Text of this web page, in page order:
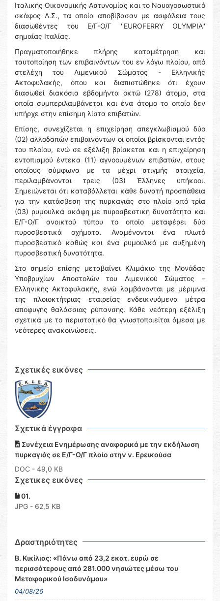
Ιταλικής Οικονομικής Αστυνομίας και το Ναυαγοσωστικό
σκάφος Λ.Σ., τα οποία αποβίβασαν με ασφάλεια τους
διασωθέντες του Ε/Γ-Ο/Γ ''EUROFERRY OLYMPIA''
σημαίας Ιταλίας.
Πραγματοποιήθηκε πλήρης καταμέτρηση και
ταυτοποίηση των επιβαινόντων του εν λόγω πλοίου, από
στελέχη του Λιμενικού Σώματος - Ελληνικής
Ακτοφυλακής, όπου και διαπιστώθηκε ότι έχουν
διασωθεί διακόσια εβδομήντα οκτώ (278) άτομα, στα
οποία συμπεριλαμβάνεται και ένα άτομο το οποίο δεν
υπήρχε στην επίσημη λίστα επιβατών.
Επίσης, συνεχίζεται η επιχείρηση απεγκλωβισμού δύο
(02) αλλοδαπών επιβαινόντων οι οποίοι βρίσκονται εντός
του πλοίου, ενώ σε εξέλιξη βρίσκεται και η επιχείρηση
εντοπισμού έντεκα (11) αγνοουμένων επιβατών, στους
οποίους σύμφωνα με τα μέχρι στιγμής στοιχεία,
περιλαμβάνονται τρεις (03) Έλληνες υπήκοοι.
Σημειώνεται ότι καταβάλλεται κάθε δυνατή προσπάθεια
για την κατάσβεση της πυρκαγιάς στο πλοίο από τρία
(03) ρυμουλκά σκάφη με πυροσβεστική δυνατότητα και
Ε/Γ-Ο/Γ ανοικτού τύπου το οποίο μεταφέρει δύο
πυροσβεστικά οχήματα. Αναμένονται ένα πλωτό
πυροσβεστικό καθώς και ένα ρυμουλκό με αυξημένη
πυροσβεστική δυνατότητα.
Στο σημείο επίσης μεταβαίνει Κλιμάκιο της Μονάδας
Υποβρυχίων Αποστολών του Λιμενικού Σώματος –
Ελληνικής Ακτοφυλακής, ενώ λαμβάνονται με μέριμνα
της πλοιοκτήτριας εταιρείας ενδεικνυόμενα μέτρα
αποφυγής θαλάσσιας ρύπανσης. Κάθε νεότερη εξέλιξη
σχετικά με το περιστατικό θα γνωστοποιείται άμεσα με
νεότερες ανακοινώσεις.
Σχετικές εικόνες
Σχετικά έγγραφα
Συνέχεια Ενημέρωσης αναφορικά με την εκδήλωση
πυρκαγιάς σε Ε/Γ-Ο/Γ πλοίο στην ν. Ερεικούσα
DOC - 49,0 KB
Σχετικες εικόνες
01.
JPG - 62,5 KB
Δραστηριότητες
Β. Κικίλιας: «Πάνω από 23,2 εκατ. ευρώ σε
περισσότερους από 281.000 νησιώτες μέσω του
Μεταφορικού Ισοδυνάμου»
04/08/26